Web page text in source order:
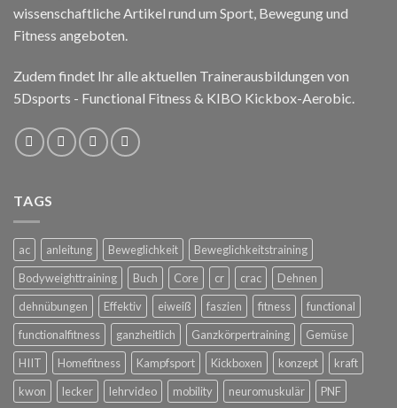
wissenschaftliche Artikel rund um Sport, Bewegung und
Fitness angeboten.
Zudem findet Ihr alle aktuellen Trainerausbildungen von
5Dsports - Functional Fitness & KIBO Kickbox-Aerobic.
TAGS
ac anleitung Beweglichkeit
Beweglichkeitstraining
Bodyweighttraining
Buch Core cr crac
Dehnen
dehnübungen
Effektiv eiweiß faszien fitness
functional
functionalfitness
ganzheitlich Ganzkörpertraining
Gemüse
HIIT
Homefitness Kampfsport Kickboxen konzept
kraft
kwon
lecker lehrvideo mobility neuromuskulär PNF